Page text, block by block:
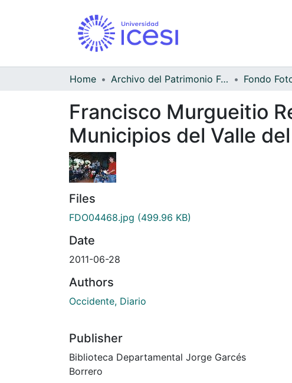
Home Archivo del Patrimonio Fotográfico y Fílmico del Valle del Cauca
Francisco Murgueitio
Municipios del Valle
Files
FDO04468.jpg (499.96 KB)
Date
2011-06-28
Authors
Occidente, Diario
Publisher
Biblioteca Departamental Jorge Garcés
Borrero